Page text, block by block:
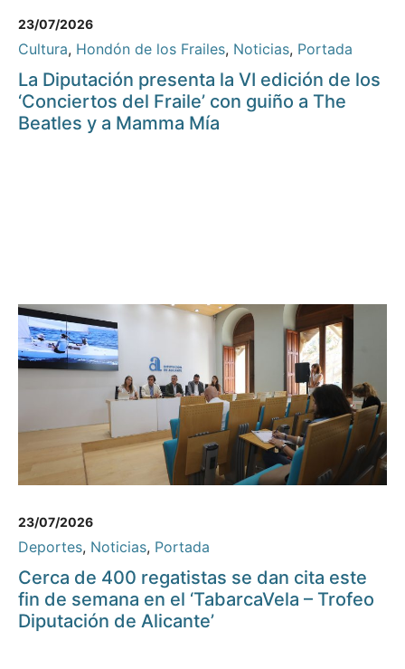
23/07/2026
Cultura, Hondón de los Frailes, Noticias, Portada
La Diputación presenta la VI edición de los
‘Conciertos del Fraile’ con guiño a The
Beatles y a Mamma Mía
23/07/2026
Deportes, Noticias, Portada
Cerca de 400 regatistas se dan cita este
fin de semana en el ‘TabarcaVela – Trofeo
Diputación de Alicante’